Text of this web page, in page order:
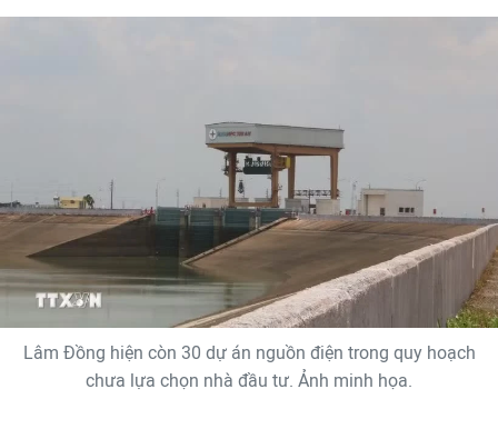
Lâm Đồng hiện còn 30 dự án nguồn điện trong quy hoạch
chưa lựa chọn nhà đầu tư. Ảnh minh họa.